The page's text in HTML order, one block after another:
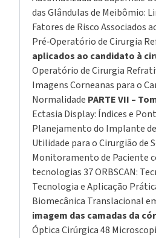
das Glândulas de Meibômio:
Fatores de Risco Associados
Pré‑Operatório de Cirurgia
aplicados ao candidato à
Operatório de Cirurgia
Imagens Corneanas para o
Normalidade PARTE VII –
Ectasia Display: Índices e
Planejamento do Implante
Utilidade para o Cirurgião de
Monitoramento de Paciente
tecnologias 37 ORBSCAN:
Tecnologia e Aplicação
Biomecânica Translacional
imagem das camadas da
Óptica Cirúrgica 48